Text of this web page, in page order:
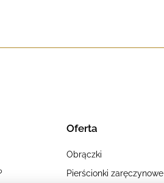
Oferta
Obrączki
Pierścionki zaręczynowe